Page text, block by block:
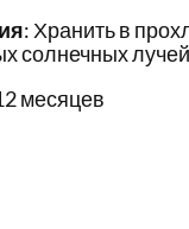
: Хранить в
солнечных
месяцев